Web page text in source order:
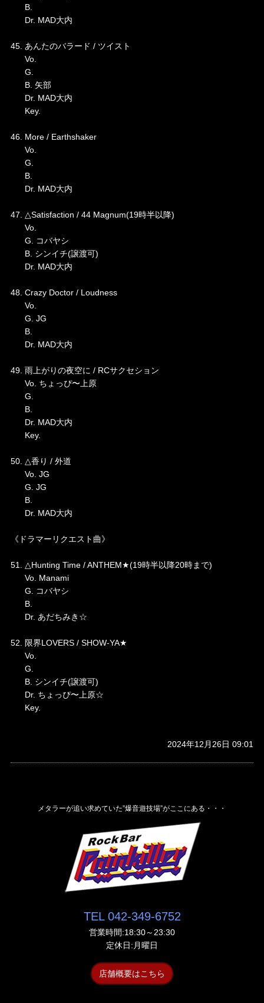
B.
Dr. MAD大内
45. あんたのバラード / ツイスト
Vo.
G.
B. 矢部
Dr. MAD大内
Key.
46. More / Earthshaker
Vo.
G.
B.
Dr. MAD大内
47. △Satisfaction / 44 Magnum(19時半以降)
Vo.
G. コバヤシ
B. シンイチ(譲渡可)
Dr. MAD大内
48. Crazy Doctor / Loudness
Vo.
G. JG
B.
Dr. MAD大内
49. 雨上がりの夜空に / RCサクセション
Vo. ちょっぴ〜上原
G.
B.
Dr. MAD大内
Key.
50. △香り / 外道
Vo. JG
G. JG
B.
Dr. MAD大内
《ドラマーリクエスト曲》
51. △Hunting Time / ANTHEM★(19時半以降20時まで)
Vo. Manami
G. コバヤシ
B.
Dr. あだちみき☆
52. 限界LOVERS / SHOW-YA★
Vo.
G.
B. シンイチ(譲渡可)
Dr. ちょっぴ〜上原☆
Key.
2024年12月26日 09:01
メタラーが追い求めていた”爆音遊技場”がここにある・・・
TEL 042-349-6752
営業時間:18:30～23:30
定休日:月曜日
店舗概要はこちら